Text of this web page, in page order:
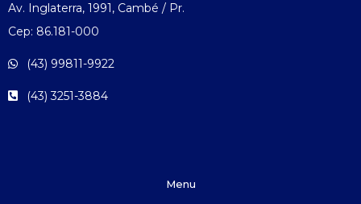
Av. Inglaterra, 1991, Cambé / Pr.
Cep: 86.181-000
(43) 99811-9922
(43) 3251-3884
Menu